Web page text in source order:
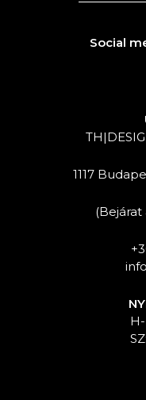
Social
1117
(Bejárat